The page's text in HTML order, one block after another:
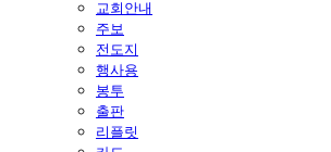
교회안내
주보
전도지
행사용
봉투
출판
리플릿